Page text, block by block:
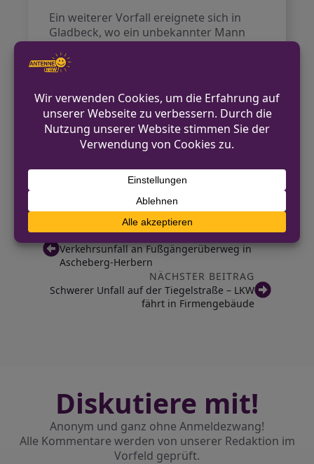
Ein weiterer Vorfall ereignete sich in
Gladbeck, wo ein unbekannter Mann
Wetterschacht eindrang. Er stahl
Bargeld aus der Kasse und floh
anschließend. Eine Videoaufzeichnung
liegt vor, der Täter wird als Mann mit
Dreitagebart, normaler Statur und
kurzen, schütteren Haaren beschrieben.
Er trug eine braune Lederjacke, ein
VORHERIGER BEITRAG
Verkehrsunfall an Fußgängerüberweg in
Ascheberg-Herbern
NÄCHSTER BEITRAG
Schwerer Unfall auf der Tiegelstraße – LKW
fährt in Firmengebäude
Diskutiere mit!
Anonym und ganz ohne Anmeldezwang!
Alle Kommentare werden von unserer Redaktion im
Vorfeld geprüft.